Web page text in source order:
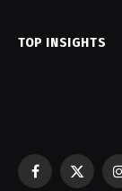
TOP INSIGHTS
Facebook
X